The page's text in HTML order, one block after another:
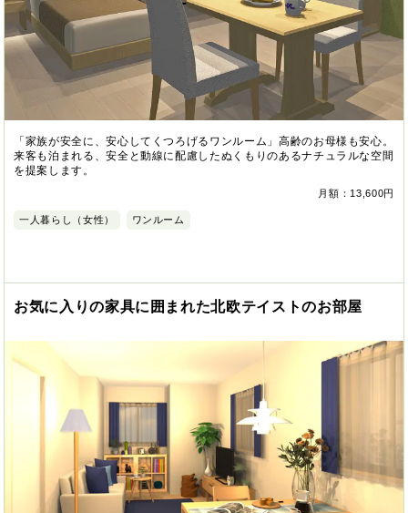
「家族が安全に、安心してくつろげるワンルーム」高齢のお母様も安心。
来客も泊まれる、安全と動線に配慮したぬくもりのあるナチュラルな空間
を提案します。
月額：13,600円
一人暮らし（女性） ワンルーム
お気に入りの家具に囲まれた北欧テイストのお部屋